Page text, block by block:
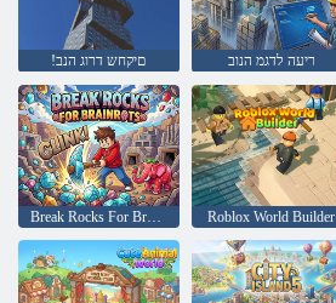
!םיקחש דרוג הנב ריעה לדגמ הנוב
Break Rocks For Brainrots Roblox World Builder